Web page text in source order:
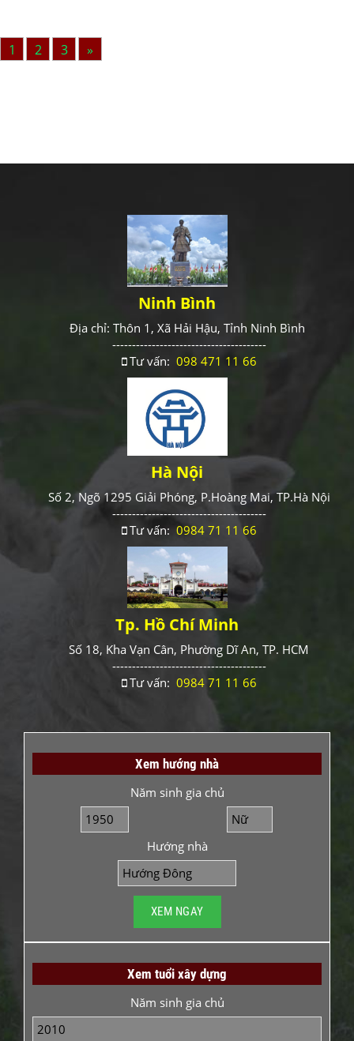
1 2 3 »
Ninh Bình
Địa chỉ: Thôn 1, Xã Hải Hậu, Tỉnh Ninh Bình
---------------------------------------
Tư vấn: 098 471 11 66
Hà Nội
Số 2, Ngõ 1295 Giải Phóng, P.Hoàng Mai, TP.Hà Nội
---------------------------------------
Tư vấn: 0984 71 11 66
Tp. Hồ Chí Minh
Số 18, Kha Vạn Cân, Phường Dĩ An, TP. HCM
---------------------------------------
Tư vấn: 0984 71 11 66
Xem hướng nhà
Năm sinh gia chủ
Hướng nhà
Xem tuổi xây dựng
Năm sinh gia chủ